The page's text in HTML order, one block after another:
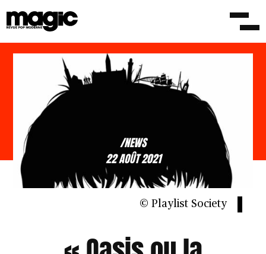
/NEWS
22 AOÛT 2021
© Playlist Society